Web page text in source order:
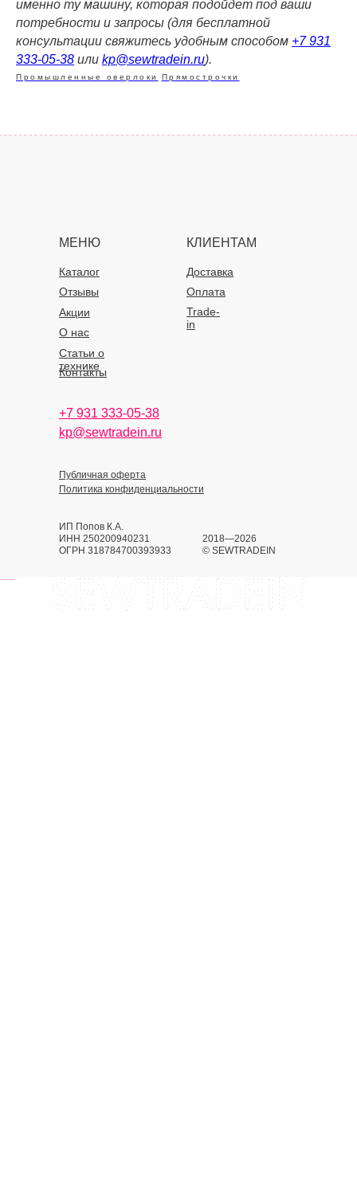
именно ту машину, которая подойдет под ваши
потребности и запросы (для бесплатной
консультации свяжитесь удобным способом +7 931
333-05-38 или kp@sewtradein.ru).
Промышленные оверлоки Прямострочки
МЕНЮ КЛИЕНТАМ
Каталог
О нас
Доставка
Статьи о
технике
Оплата
Отзывы
Акции
Контакты
Trade-
in
+7 931 333-05-38
kp@sewtradein.ru
ИП Попов К.А.
ИНН 250200940231
ОГРН 318784700393933
Политика конфиденциальности
Публичная оферта
2018—2026
© SEWTRADEIN